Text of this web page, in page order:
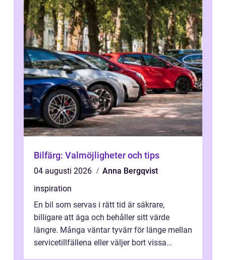
Bilfärg: Valmöjligheter och tips
04 augusti 2026
Anna Bergqvist
inspiration
En bil som servas i rätt tid är säkrare,
billigare att äga och behåller sitt värde
längre. Många väntar tyvärr för länge mellan
servicetillfällena eller väljer bort vissa